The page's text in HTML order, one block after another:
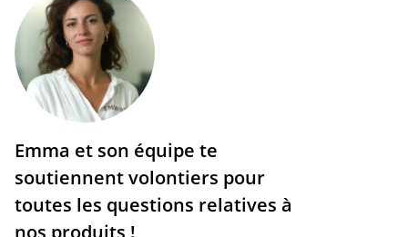
Emma et son équipe te
soutiennent volontiers pour
toutes les questions relatives à
nos produits !